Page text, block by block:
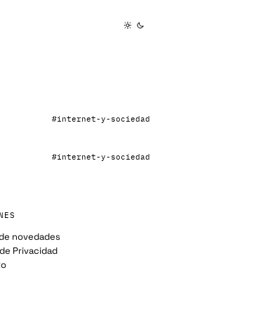
#internet-y-sociedad
#internet-y-sociedad
novedades
Privacidad